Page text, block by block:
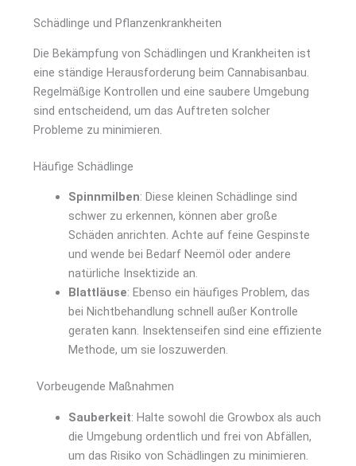
Schädlinge und Pflanzenkrankheiten
Die Bekämpfung von Schädlingen und Krankheiten ist
eine ständige Herausforderung beim Cannabisanbau.
Regelmäßige Kontrollen und eine saubere Umgebung
sind entscheidend, um das Auftreten solcher
Probleme zu minimieren.
Häufige Schädlinge
Spinnmilben: Diese kleinen Schädlinge sind
schwer zu erkennen, können aber große
Schäden anrichten. Achte auf feine Gespinste
und wende bei Bedarf Neemöl oder andere
natürliche Insektizide an.
Blattläuse: Ebenso ein häufiges Problem, das
bei Nichtbehandlung schnell außer Kontrolle
geraten kann. Insektenseifen sind eine effiziente
Methode, um sie loszuwerden.
Vorbeugende Maßnahmen
Sauberkeit: Halte sowohl die Growbox als auch
die Umgebung ordentlich und frei von Abfällen,
um das Risiko von Schädlingen zu minimieren.